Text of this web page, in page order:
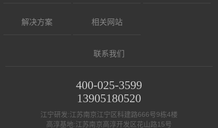
解决方案 相关网站
联系我们
400-025-3599
13905180520
江宁研发:江苏南京江宁区科建路666号9栋4楼
高淳基地:江苏南京高淳开发区花山路15号